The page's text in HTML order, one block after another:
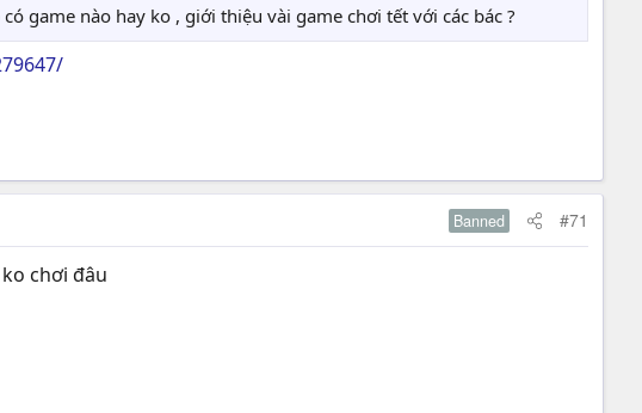
game nào hay ko , giới thiệu vài game chơi tết với các bác ?
Banned #71
chơi đâu